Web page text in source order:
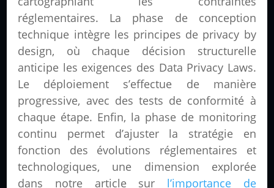
réglementaires. La phase de conception
technique intègre les principes de privacy by
design, où chaque décision structurelle
anticipe les exigences des Data Privacy Laws.
Le déploiement s’effectue de manière
progressive, avec des tests de conformité à
chaque étape. Enfin, la phase de monitoring
continu permet d’ajuster la stratégie en
fonction des évolutions réglementaires et
technologiques, une dimension explorée
dans notre article sur l’importance de